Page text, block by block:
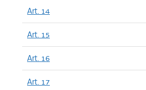
Art. 14
Art. 15
Art. 16
Art. 17